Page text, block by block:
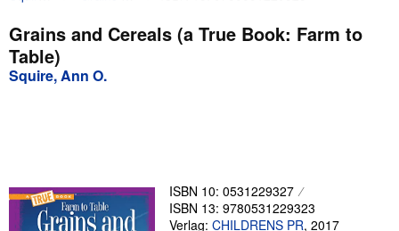
Meine Bestellungen
Detailsuche
Verkäufer
Verkäufer werden
Grains and Cereals (a True Book: Farm to
Table)
Squire, Ann O.
ISBN 10: 0531229327
ISBN 13: 9780531229323
Verlag: CHILDRENS PR, 2017